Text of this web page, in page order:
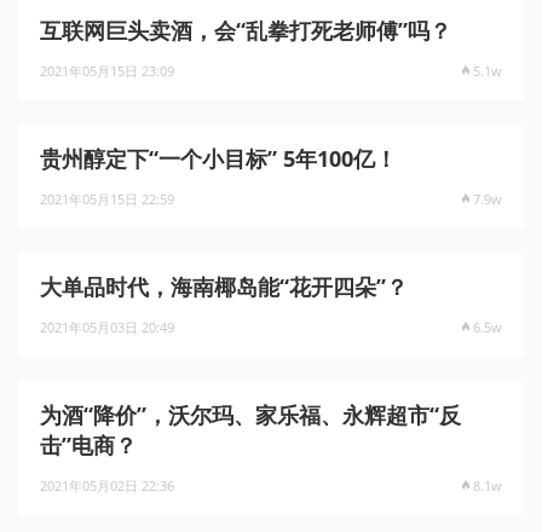
互联网巨头卖酒，会“乱拳打死老师傅”吗？
2021年05月15日 23:09 5.1w
贵州醇定下“一个小目标” 5年100亿！
2021年05月15日 22:59 7.9w
大单品时代，海南椰岛能“花开四朵”？
2021年05月03日 20:49 6.5w
为酒“降价”，沃尔玛、家乐福、永辉超市“反
击”电商？
2021年05月02日 22:36 8.1w